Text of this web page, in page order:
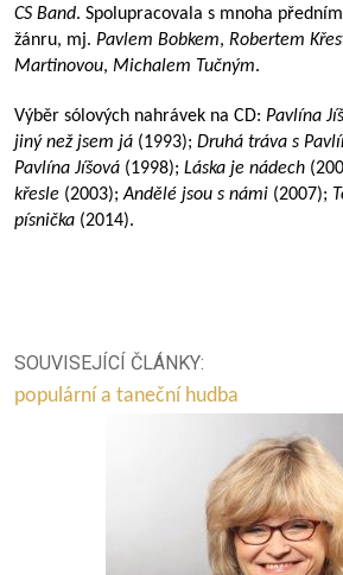
CS Band. Spolupracovala s mnoha
žánru, mj. Pavlem Bobkem, Robertem
Martinovou, Michalem Tučným.
Výběr sólových nahrávek na CD: Pavlína
jiný než jsem já (1993); Druhá tráva s
Pavlína Jíšová (1998); Láska je nádech
křesle (2003);Andělé jsou s námi (2007);
písnička (2014).
SOUVISEJÍCÍ ČLÁNKY:
populární a taneční hudba